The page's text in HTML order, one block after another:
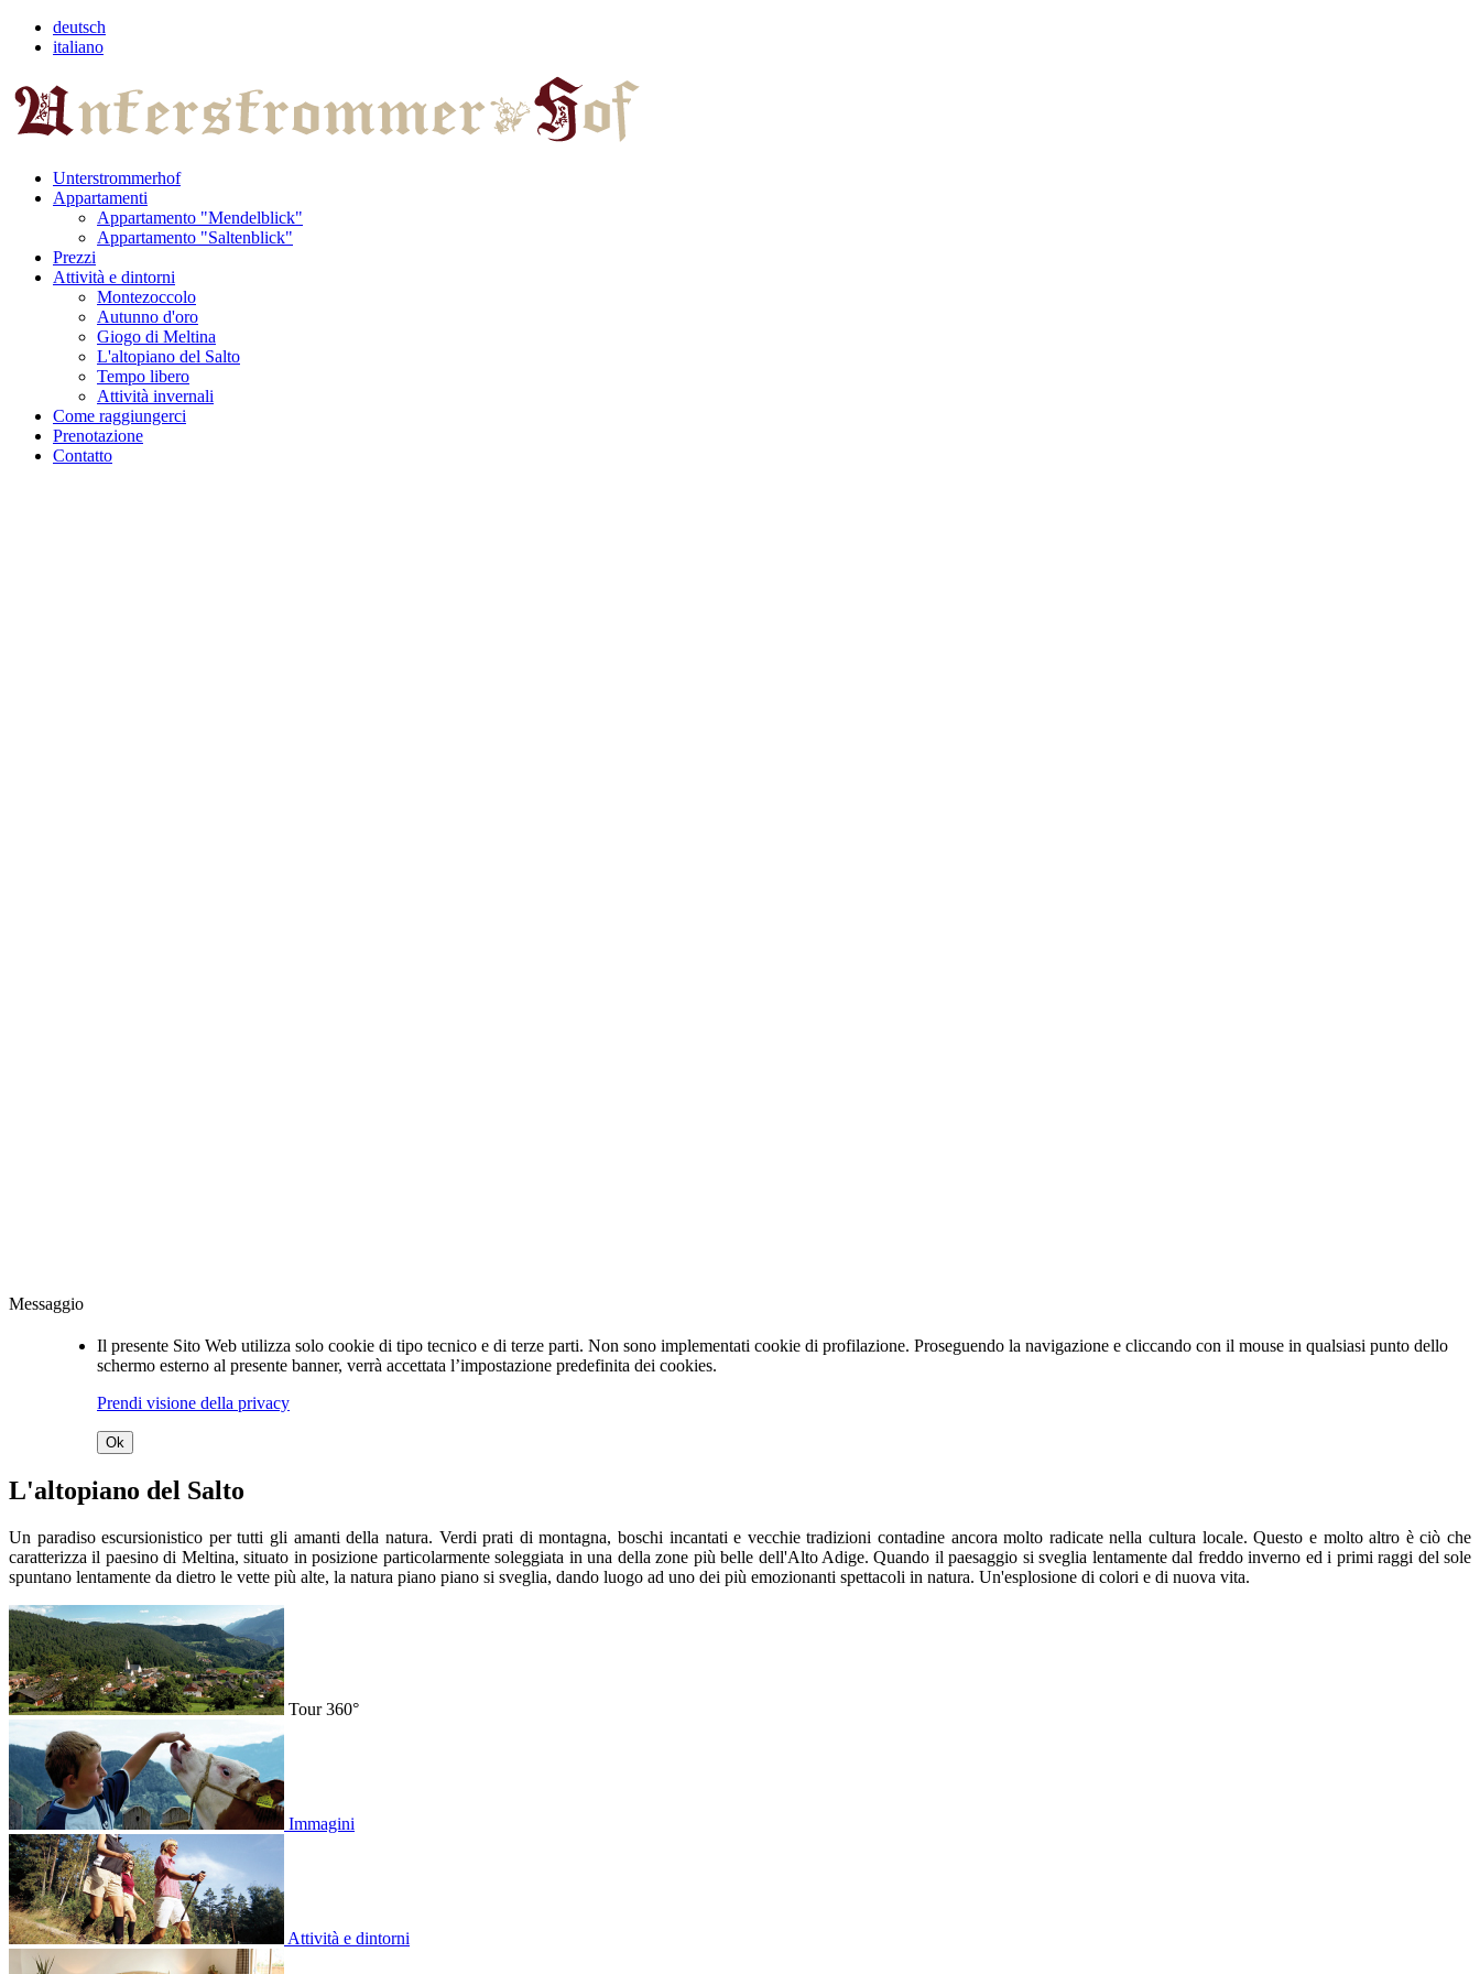
deutsch
italiano
Unterstrommerhof
Appartamenti
Appartamento "Mendelblick"
Appartamento "Saltenblick"
Prezzi
Attività e dintorni
Montezoccolo
Autunno d'oro
Giogo di Meltina
L'altopiano del Salto
Tempo libero
Attività invernali
Come raggiungerci
Prenotazione
Contatto
Messaggio
Il presente Sito Web utilizza solo cookie di tipo tecnico e di terze parti. Non sono implementati cookie di profilazione. Proseguendo la navigazione e cliccando con il mouse in qualsiasi punto dello
schermo esterno al presente banner, verrà accettata l’impostazione predefinita dei cookies.
Prendi visione della privacy
Ok
L'altopiano del Salto
Un paradiso escursionistico per tutti gli amanti della natura. Verdi prati di montagna, boschi incantati e vecchie tradizioni contadine ancora molto radicate nella cultura locale. Questo e molto altro è ciò che
caratterizza il paesino di Meltina, situato in posizione particolarmente soleggiata in una della zone più belle dell'Alto Adige. Quando il paesaggio si sveglia lentamente dal freddo inverno ed i primi raggi del sole
spuntano lentamente da dietro le vette più alte, la natura piano piano si sveglia, dando luogo ad uno dei più emozionanti spettacoli in natura. Un'esplosione di colori e di nuova vita.
Tour 360°
Immagini
Attività e dintorni